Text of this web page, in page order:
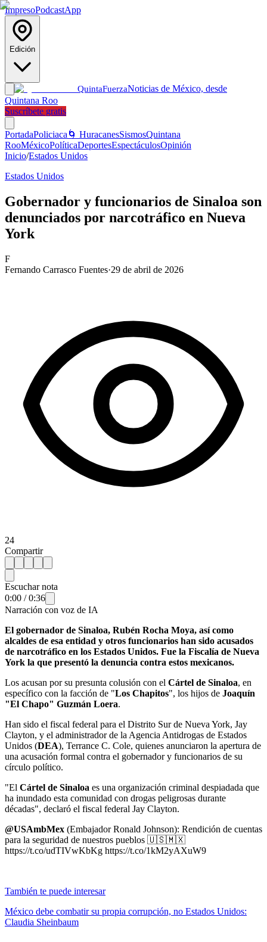
ImpresoPodcastApp
Edición
QuintaFuerzaNoticias de México, desde
Quintana Roo
Suscríbete gratis
PortadaPoliciaca 🌀 HuracanesSismosQuintana
RooMéxicoPolíticaDeportesEspectáculosOpinión
Inicio/Estados Unidos
Estados Unidos
Gobernador y funcionarios de Sinaloa son
denunciados por narcotráfico en Nueva
York
F
Fernando Carrasco Fuentes·29 de abril de 2026
24
Compartir
Escuchar nota
0:00 /0:36
Narración con voz de IA
El gobernador de Sinaloa, Rubén Rocha Moya, así como
alcaldes de esa entidad y otros funcionarios han sido acusados
de narcotráfico en los Estados Unidos. Fue la Fiscalía de Nueva
York la que presentó la denuncia contra estos mexicanos.
Los acusan por su presunta colusión con el Cártel de Sinaloa, en
específico con la facción de "Los Chapitos", los hijos de Joaquín
"El Chapo" Guzmán Loera.
Han sido el fiscal federal para el Distrito Sur de Nueva York, Jay
Clayton, y el administrador de la Agencia Antidrogas de Estados
Unidos (DEA), Terrance C. Cole, quienes anunciaron la apertura de
una acusación formal contra el gobernador y funcionarios de su
círculo político.
"El Cártel de Sinaloa es una organización criminal despiadada que
ha inundado esta comunidad con drogas peligrosas durante
décadas", declaró el fiscal federal Jay Clayton.
@USAmbMex (Embajador Ronald Johnson): Rendición de cuentas
para la seguridad de nuestros pueblos 🇺🇸🇲🇽
https://t.co/udTIVwKbKg https://t.co/1kM2yAXuW9
También te puede interesar
México debe combatir su propia corrupción, no Estados Unidos:
Claudia Sheinbaum